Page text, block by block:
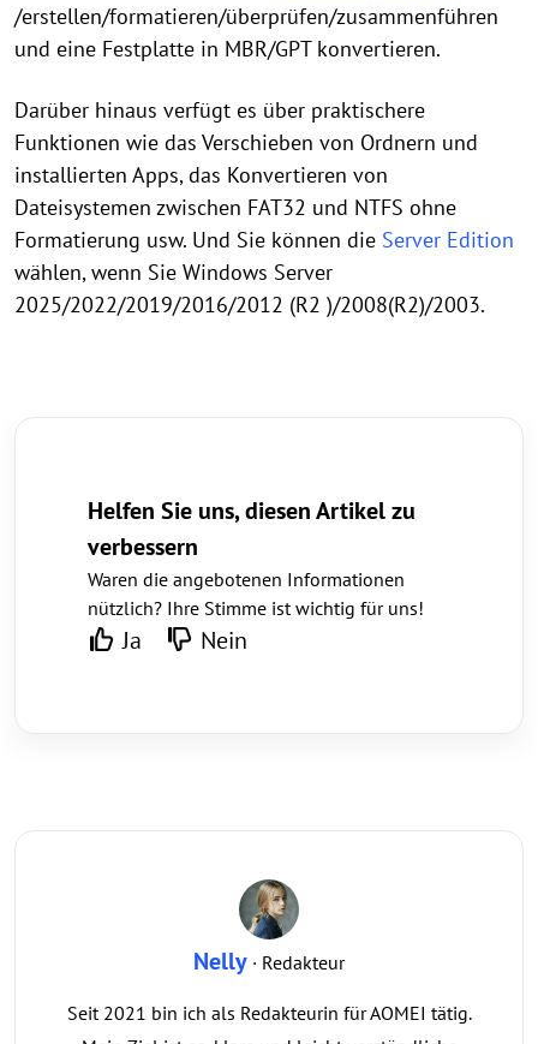
/erstellen/formatieren/überprüfen/zusammenführen
und eine Festplatte in MBR/GPT konvertieren.
Darüber hinaus verfügt es über praktischere
Funktionen wie das Verschieben von Ordnern und
installierten Apps, das Konvertieren von
Dateisystemen zwischen FAT32 und NTFS ohne
Formatierung usw. Und Sie können die Server Edition
wählen, wenn Sie Windows Server
2025/2022/2019/2016/2012 (R2 )/2008(R2)/2003.
Helfen Sie uns, diesen Artikel zu
verbessern
Waren die angebotenen Informationen
nützlich? Ihre Stimme ist wichtig für uns!
Ja Nein
Nelly · Redakteur
Seit 2021 bin ich als Redakteurin für AOMEI tätig.